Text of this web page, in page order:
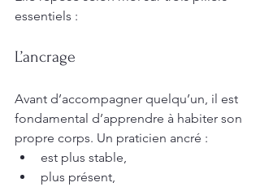
essentiels :
L’ancrage
Avant d’accompagner quelqu’un, il est
fondamental d’apprendre à habiter son
propre corps. Un praticien ancré :
est plus stable,
plus présent,